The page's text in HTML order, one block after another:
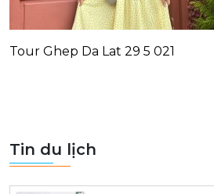
Tour Ghep Da Lat 29 5 021
Tin du lịch